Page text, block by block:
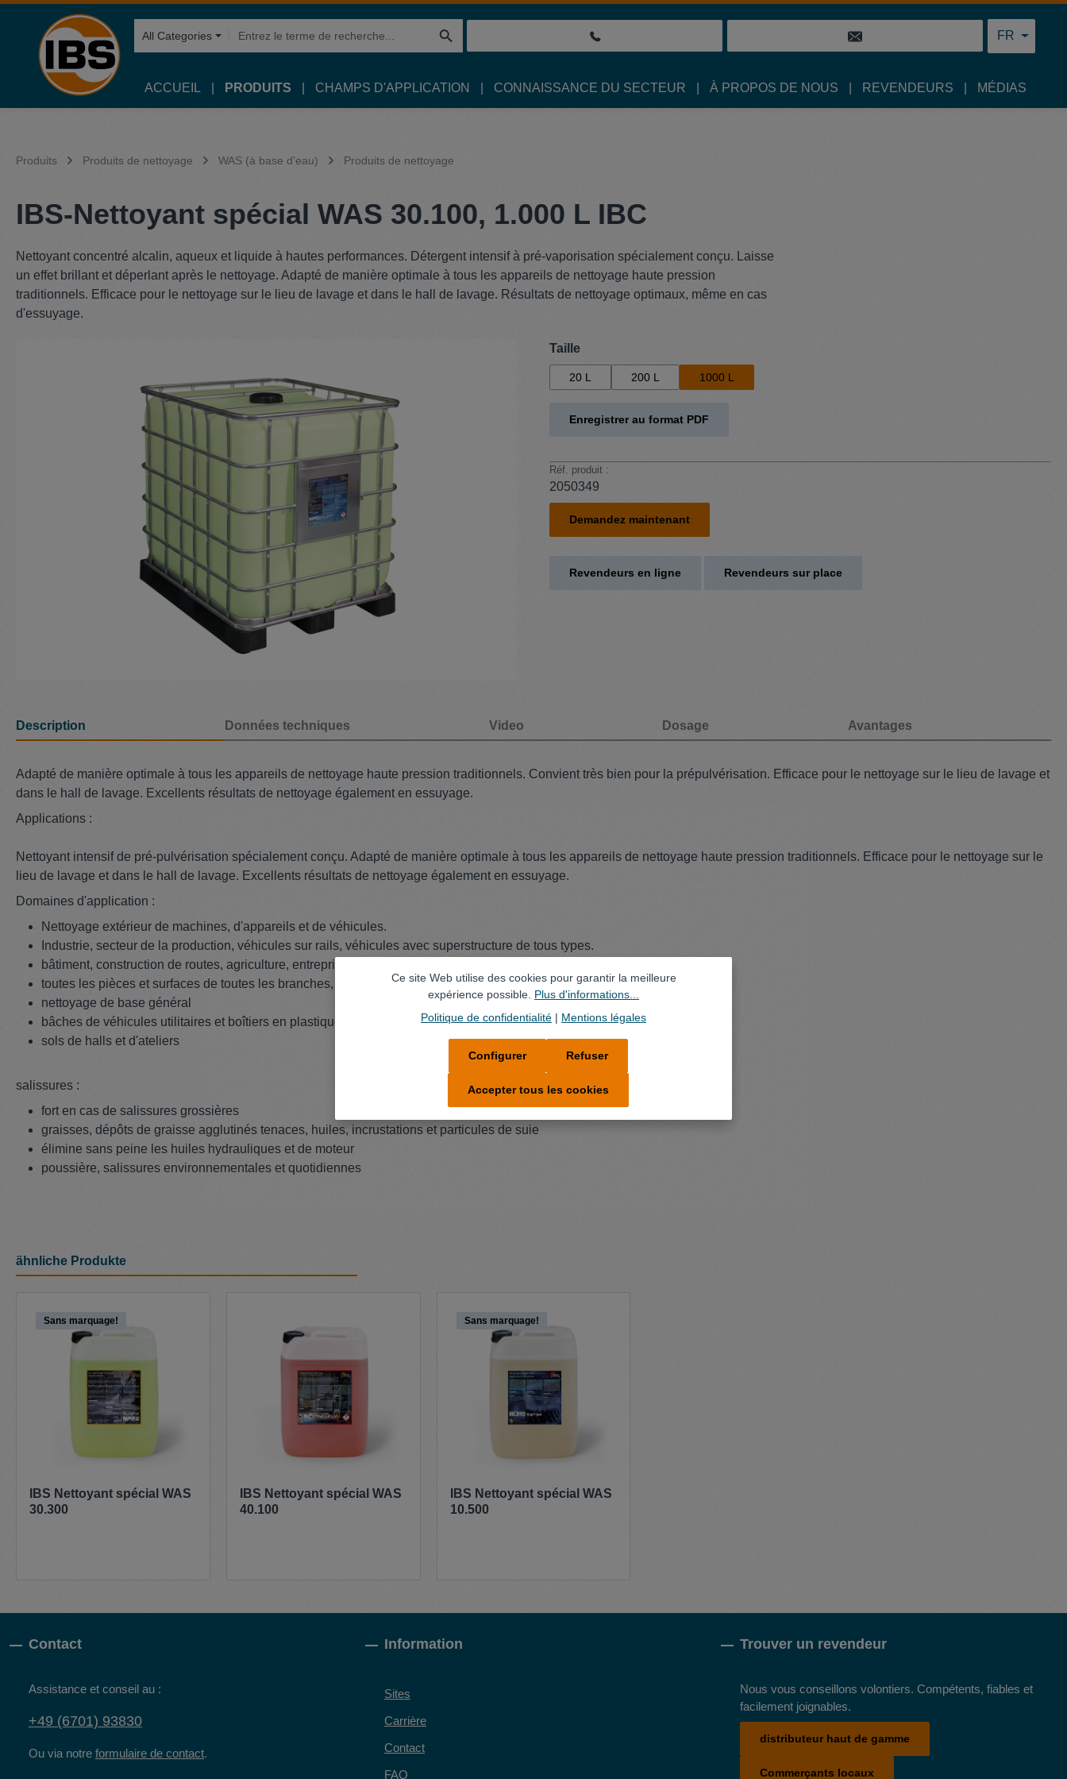
Passer à la navigation principale
All Categories FR
ACCUEIL PRODUITS CHAMPS D'APPLICATION CONNAISSANCE DU SECTEUR À PROPOS DE NOUS REVENDEURS MÉDIAS
Produits Produits de nettoyage WAS (à base d'eau) Produits de nettoyage
IBS-Nettoyant spécial WAS 30.100, 1.000 L IBC
Nettoyant concentré alcalin, aqueux et liquide à hautes performances. Détergent intensif à pré-vaporisation spécialement conçu. Laisse
un effet brillant et déperlant après le nettoyage. Adapté de manière optimale à tous les appareils de nettoyage haute pression
traditionnels. Efficace pour le nettoyage sur le lieu de lavage et dans le hall de lavage. Résultats de nettoyage optimaux, même en cas
d'essuyage.
Sélectionnez
Taille
20 L 200 L 1000 L
Enregistrer au format PDF
Réf. produit :
2050349
Demandez maintenant
Revendeurs en ligne Revendeurs sur place
Description Données techniques Video Dosage Avantages
Adapté de manière optimale à tous les appareils de nettoyage haute pression traditionnels. Convient très bien pour la prépulvérisation. Efficace pour le nettoyage sur le lieu de lavage et
dans le hall de lavage. Excellents résultats de nettoyage également en essuyage.
Applications :
Nettoyant intensif de pré-pulvérisation spécialement conçu. Adapté de manière optimale à tous les appareils de nettoyage haute pression traditionnels. Efficace pour le nettoyage sur le
lieu de lavage et dans le hall de lavage. Excellents résultats de nettoyage également en essuyage.
Domaines d'application :
Nettoyage extérieur de machines, d'appareils et de véhicules.
Industrie, secteur de la production, véhicules sur rails, véhicules avec superstructure de tous types.
bâtiment, construction de routes, agriculture, entreprises communales
toutes les pièces et surfaces de toutes les branches, moteurs
nettoyage de base général
bâches de véhicules utilitaires et boîtiers en plastique - avec effet brillant
sols de halls et d'ateliers
salissures :
fort en cas de salissures grossières
graisses, dépôts de graisse agglutinés tenaces, huiles, incrustations et particules de suie
élimine sans peine les huiles hydrauliques et de moteur
poussière, salissures environnementales et quotidiennes
ähnliche Produkte
Sans marquage!
IBS Nettoyant spécial WAS
30.300
IBS Nettoyant spécial WAS
40.100
Sans marquage!
IBS Nettoyant spécial WAS
10.500
Contact
Assistance et conseil au :
+49 (6701) 93830
Ou via notre formulaire de contact.
Information
Sites
Carrière
Contact
FAQ
Trouver un revendeur
Nous vous conseillons volontiers. Compétents, fiables et
facilement joignables.
distributeur haut de gamme
Commerçants locaux
Ce site Web utilise des cookies pour garantir la meilleure
expérience possible. Plus d'informations...
Politique de confidentialité | Mentions légales
Refuser
Configurer
Accepter tous les cookies